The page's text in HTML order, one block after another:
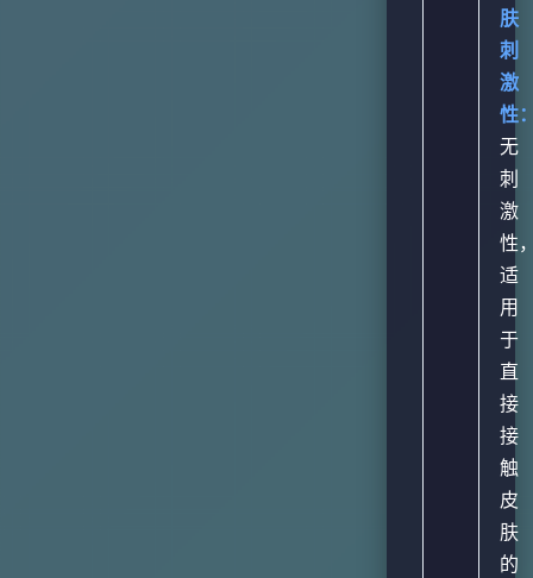
肤
刺
激
性
无
刺
激
性
适
用
于
直
接
接
触
皮
肤
的